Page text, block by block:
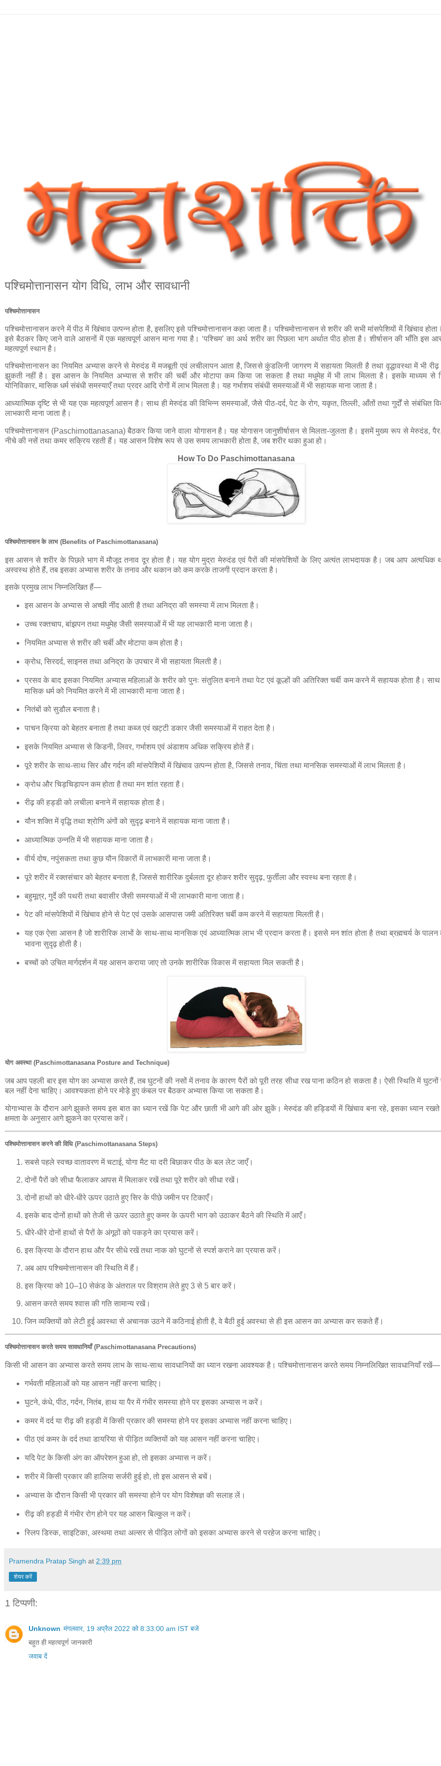
पश्चिमोत्तानासन योग विधि, लाभ और सावधानी
पश्चिमोत्तानासन
पश्चिमोत्तानासन करने में पीठ में खिंचाव उत्पन्न होता है, इसलिए इसे पश्चिमोत्तानासन कहा जाता है। पश्चिमोत्तानासन से शरीर की सभी मांसपेशियों में खिंचाव
इसे बैठकर किए जाने वाले आसनों में एक महत्वपूर्ण आसन माना गया है। ‘पश्चिम’ का अर्थ शरीर का पिछला भाग अर्थात पीठ होता है। शीर्षासन की भाँति इस
महत्वपूर्ण स्थान है।
पश्चिमोत्तानासन का नियमित अभ्यास करने से मेरुदंड में मजबूती एवं लचीलापन आता है, जिससे कुंडलिनी जागरण में सहायता मिलती है तथा वृद्धावस्था में भी
झुकती नहीं है। इस आसन के नियमित अभ्यास से शरीर की चर्बी और मोटापा कम किया जा सकता है तथा मधुमेह में भी लाभ मिलता है। इसके माध्यम से
योनिविकार, मासिक धर्म संबंधी समस्याएँ तथा प्रदर आदि रोगों में लाभ मिलता है। यह गर्भाशय संबंधी समस्याओं में भी सहायक माना जाता है।
आध्यात्मिक दृष्टि से भी यह एक महत्वपूर्ण आसन है। साथ ही मेरुदंड की विभिन्न समस्याओं, जैसे पीठ-दर्द, पेट के रोग, यकृत, तिल्ली, आँतों तथा गुर्दों से संबंधित
लाभकारी माना जाता है।
पश्चिमोत्तानासन (Paschimottanasana) बैठकर किया जाने वाला योगासन है। यह योगासन जानुशीर्षासन से मिलता-जुलता है। इसमें मुख्य रूप से मेरुदंड,
नीचे की नसें तथा कमर सक्रिय रहती हैं। यह आसन विशेष रूप से उस समय लाभकारी होता है, जब शरीर थका हुआ हो।
How To Do Paschimottanasana
पश्चिमोत्तानासन के लाभ (Benefits of Paschimottanasana)
इस आसन से शरीर के पिछले भाग में मौजूद तनाव दूर होता है। यह योग मुद्रा मेरुदंड एवं पैरों की मांसपेशियों के लिए अत्यंत लाभदायक है। जब आप अत्यधिक
अस्वस्थ होते हैं, तब इसका अभ्यास शरीर के तनाव और थकान को कम करके ताजगी प्रदान करता है।
इसके प्रमुख लाभ निम्नलिखित हैं—
इस आसन के अभ्यास से अच्छी नींद आती है तथा अनिद्रा की समस्या में लाभ मिलता है।
उच्च रक्तचाप, बांझपन तथा मधुमेह जैसी समस्याओं में भी यह लाभकारी माना जाता है।
नियमित अभ्यास से शरीर की चर्बी और मोटापा कम होता है।
क्रोध, सिरदर्द, साइनस तथा अनिद्रा के उपचार में भी सहायता मिलती है।
प्रसव के बाद इसका नियमित अभ्यास महिलाओं के शरीर को पुनः संतुलित बनाने तथा पेट एवं कूल्हों की अतिरिक्त चर्बी कम करने में सहायक होता है। साथ
मासिक धर्म को नियमित करने में भी लाभकारी माना जाता है।
नितंबों को सुडौल बनाता है।
पाचन क्रिया को बेहतर बनाता है तथा कब्ज एवं खट्टी डकार जैसी समस्याओं में राहत देता है।
इसके नियमित अभ्यास से किडनी, लिवर, गर्भाशय एवं अंडाशय अधिक सक्रिय होते हैं।
पूरे शरीर के साथ-साथ सिर और गर्दन की मांसपेशियों में खिंचाव उत्पन्न होता है, जिससे तनाव, चिंता तथा मानसिक समस्याओं में लाभ मिलता है।
क्रोध और चिड़चिड़ापन कम होता है तथा मन शांत रहता है।
रीढ़ की हड्डी को लचीला बनाने में सहायक होता है।
यौन शक्ति में वृद्धि तथा श्रोणि अंगों को सुदृढ़ बनाने में सहायक माना जाता है।
आध्यात्मिक उन्नति में भी सहायक माना जाता है।
वीर्य दोष, नपुंसकता तथा कुछ यौन विकारों में लाभकारी माना जाता है।
पूरे शरीर में रक्तसंचार को बेहतर बनाता है, जिससे शारीरिक दुर्बलता दूर होकर शरीर सुदृढ़, फुर्तीला और स्वस्थ बना रहता है।
बहुमूत्र, गुर्दे की पथरी तथा बवासीर जैसी समस्याओं में भी लाभकारी माना जाता है।
पेट की मांसपेशियों में खिंचाव होने से पेट एवं उसके आसपास जमी अतिरिक्त चर्बी कम करने में सहायता मिलती है।
यह एक ऐसा आसन है जो शारीरिक लाभों के साथ-साथ मानसिक एवं आध्यात्मिक लाभ भी प्रदान करता है। इससे मन शांत होता है तथा ब्रह्मचर्य के पालन
भावना सुदृढ़ होती है।
बच्चों को उचित मार्गदर्शन में यह आसन कराया जाए तो उनके शारीरिक विकास में सहायता मिल सकती है।
योग अवस्था (Paschimottanasana Posture and Technique)
जब आप पहली बार इस योग का अभ्यास करते हैं, तब घुटनों की नसों में तनाव के कारण पैरों को पूरी तरह सीधा रख पाना कठिन हो सकता है। ऐसी स्थिति में
बल नहीं देना चाहिए। आवश्यकता होने पर मोड़े हुए कंबल पर बैठकर अभ्यास किया जा सकता है।
योगाभ्यास के दौरान आगे झुकते समय इस बात का ध्यान रखें कि पेट और छाती भी आगे की ओर झुकें। मेरुदंड की हड्डियों में खिंचाव बना रहे, इसका ध्यान रखते
क्षमता के अनुसार आगे झुकने का प्रयास करें।
पश्चिमोत्तानासन करने की विधि (Paschimottanasana Steps)
सबसे पहले स्वच्छ वातावरण में चटाई, योगा मैट या दरी बिछाकर पीठ के बल लेट जाएँ।
दोनों पैरों को सीधा फैलाकर आपस में मिलाकर रखें तथा पूरे शरीर को सीधा रखें।
दोनों हाथों को धीरे-धीरे ऊपर उठाते हुए सिर के पीछे जमीन पर टिकाएँ।
इसके बाद दोनों हाथों को तेजी से ऊपर उठाते हुए कमर के ऊपरी भाग को उठाकर बैठने की स्थिति में आएँ।
धीरे-धीरे दोनों हाथों से पैरों के अंगूठों को पकड़ने का प्रयास करें।
इस क्रिया के दौरान हाथ और पैर सीधे रखें तथा नाक को घुटनों से स्पर्श कराने का प्रयास करें।
अब आप पश्चिमोत्तानासन की स्थिति में हैं।
इस क्रिया को 10–10 सेकंड के अंतराल पर विश्राम लेते हुए 3 से 5 बार करें।
आसन करते समय श्वास की गति सामान्य रखें।
जिन व्यक्तियों को लेटी हुई अवस्था से अचानक उठने में कठिनाई होती है, वे बैठी हुई अवस्था से ही इस आसन का अभ्यास कर सकते हैं।
पश्चिमोत्तानासन करते समय सावधानियाँ (Paschimottanasana Precautions)
किसी भी आसन का अभ्यास करते समय लाभ के साथ-साथ सावधानियों का ध्यान रखना आवश्यक है। पश्चिमोत्तानासन करते समय निम्नलिखित सावधानियाँ रखें—
गर्भवती महिलाओं को यह आसन नहीं करना चाहिए।
घुटने, कंधे, पीठ, गर्दन, नितंब, हाथ या पैर में गंभीर समस्या होने पर इसका अभ्यास न करें।
कमर में दर्द या रीढ़ की हड्डी में किसी प्रकार की समस्या होने पर इसका अभ्यास नहीं करना चाहिए।
पीठ एवं कमर के दर्द तथा डायरिया से पीड़ित व्यक्तियों को यह आसन नहीं करना चाहिए।
यदि पेट के किसी अंग का ऑपरेशन हुआ हो, तो इसका अभ्यास न करें।
शरीर में किसी प्रकार की हालिया सर्जरी हुई हो, तो इस आसन से बचें।
अभ्यास के दौरान किसी भी प्रकार की समस्या होने पर योग विशेषज्ञ की सलाह लें।
रीढ़ की हड्डी में गंभीर रोग होने पर यह आसन बिल्कुल न करें।
स्लिप डिस्क, साइटिका, अस्थमा तथा अल्सर से पीड़ित लोगों को इसका अभ्यास करने से परहेज करना चाहिए।
Pramendra Pratap Singh at 2:39 pm
शेयर करें
1 टिप्पणी:
Unknown मंगलवार, 19 अप्रैल 2022 को 8:33:00 am IST बजे
बहुत ही महत्वपूर्ण जानकारी
जवाब दें